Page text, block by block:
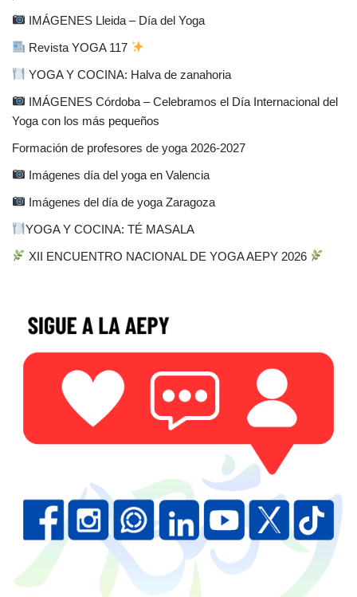
IMÁGENES Lleida – Día del Yoga
Revista YOGA 117
YOGA Y COCINA: Halva de zanahoria
IMÁGENES Córdoba – Celebramos el Día Internacional del
Yoga con los más pequeños
Formación de profesores de yoga 2026-2027
Imágenes día del yoga en Valencia
Imágenes del día de yoga Zaragoza
YOGA Y COCINA: TÉ MASALA
XII ENCUENTRO NACIONAL DE YOGA AEPY 2026